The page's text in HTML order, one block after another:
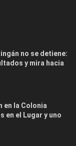
no se detiene:
y mira hacia
en la Colonia
en el Lugar y uno